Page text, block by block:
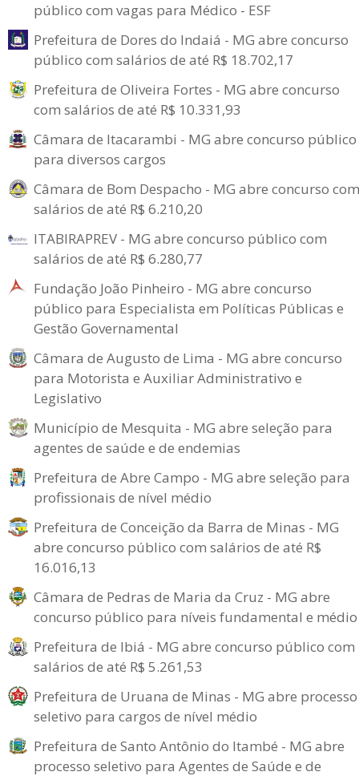
público com vagas para Médico - ESF
Prefeitura de Dores do Indaiá - MG abre concurso
público com salários de até R$ 18.702,17
Prefeitura de Oliveira Fortes - MG abre concurso
com salários de até R$ 10.331,93
Câmara de Itacarambi - MG abre concurso público
para diversos cargos
Câmara de Bom Despacho - MG abre concurso com
salários de até R$ 6.210,20
ITABIRAPREV - MG abre concurso público com
salários de até R$ 6.280,77
Fundação João Pinheiro - MG abre concurso
público para Especialista em Políticas Públicas e
Gestão Governamental
Câmara de Augusto de Lima - MG abre concurso
para Motorista e Auxiliar Administrativo e
Legislativo
Município de Mesquita - MG abre seleção para
agentes de saúde e de endemias
Prefeitura de Abre Campo - MG abre seleção para
profissionais de nível médio
Prefeitura de Conceição da Barra de Minas - MG
abre concurso público com salários de até R$
16.016,13
Câmara de Pedras de Maria da Cruz - MG abre
concurso público para níveis fundamental e médio
Prefeitura de Ibiá - MG abre concurso público com
salários de até R$ 5.261,53
Prefeitura de Uruana de Minas - MG abre processo
seletivo para cargos de nível médio
Prefeitura de Santo Antônio do Itambé - MG abre
processo seletivo para Agentes de Saúde e de